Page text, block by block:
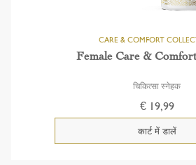
Female Care &
चिकित्सा स्नेहक
€ 19,99